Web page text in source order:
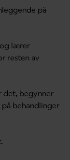
på
og lærer
resten av
det, begynner
behandlinger